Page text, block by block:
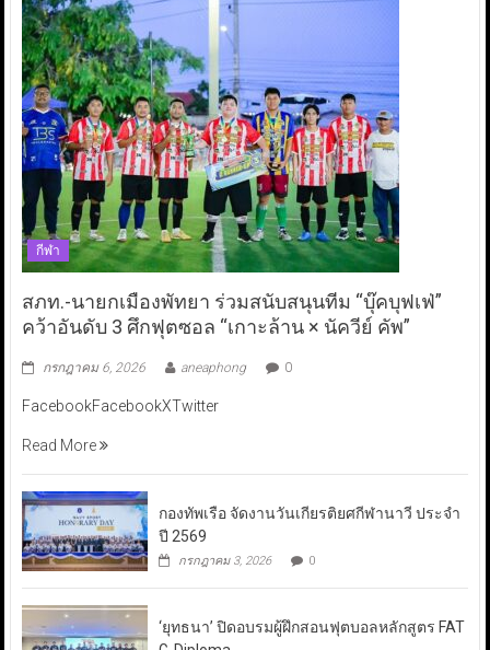
กีฬา
สภท.-นายกเมืองพัทยา ร่วมสนับสนุนทีม “บุ๊คบุฟเฟ่”
คว้าอันดับ 3 ศึกฟุตซอล “เกาะล้าน × นัควีย์ คัพ”
กรกฎาคม 6, 2026 aneaphong 0
FacebookFacebookXTwitter
Read More
กองทัพเรือ จัดงานวันเกียรติยศกีฬานาวี ประจำ
ปี 2569
กรกฎาคม 3, 2026 0
‘ยุทธนา’ ปิดอบรมผู้ฝึกสอนฟุตบอลหลักสูตร FAT